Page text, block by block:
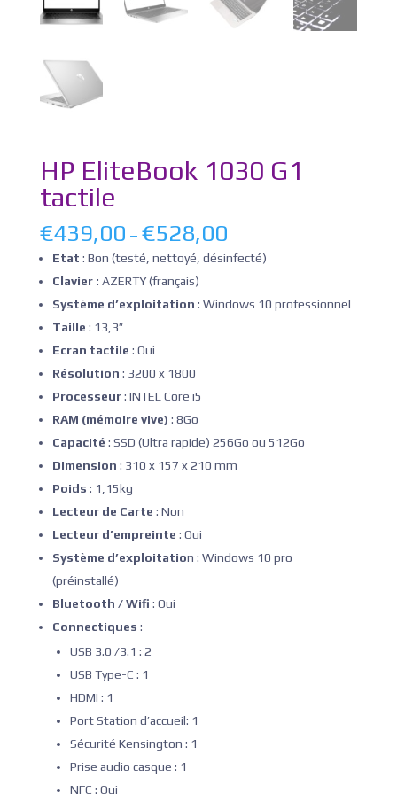
HP EliteBook 1030 G1
tactile
€439,00 – €528,00
Etat : Bon (testé, nettoyé, désinfecté)
Clavier : AZERTY (français)
Système d’exploitation : Windows 10 professionnel
Taille : 13,3″
Ecran tactile : Oui
Résolution : 3200 x 1800
Processeur: INTEL Core i5
RAM (mémoire vive) : 8Go
Capacité : SSD (Ultra rapide) 256Go ou 512Go
Dimension : 310 x 157 x 210 mm
Poids : 1,15kg
Lecteur de Carte : Non
Lecteur d’empreinte : Oui
Système d’exploitation : Windows 10 pro
(préinstallé)
Bluetooth / Wifi : Oui
Connectiques :
USB 3.0 /3.1 : 2
USB Type-C : 1
HDMI : 1
Port Station d’accueil: 1
Sécurité Kensington : 1
Prise audio casque : 1
NFC : Oui